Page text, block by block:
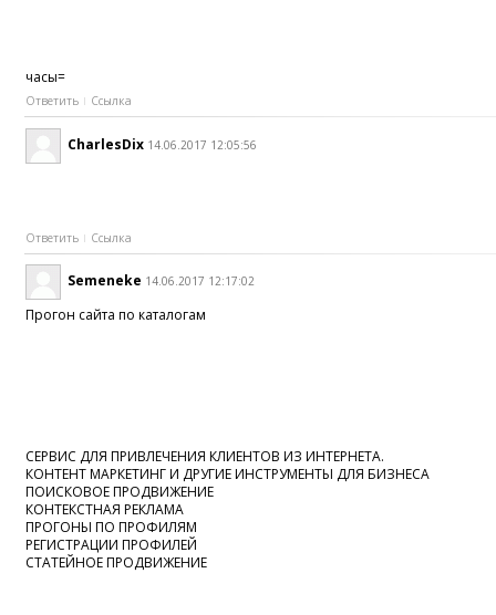
часы=
Ответить Ссылка
CharlesDix 14.06.2017 12:05:56
Ответить Ссылка
Semeneke 14.06.2017 12:17:02
Прогон сайта по каталогам
СЕРВИС ДЛЯ ПРИВЛЕЧЕНИЯ КЛИЕНТОВ ИЗ ИНТЕРНЕТА.
КОНТЕНТ МАРКЕТИНГ И ДРУГИЕ ИНСТРУМЕНТЫ ДЛЯ БИЗНЕСА
ПОИСКОВОЕ ПРОДВИЖЕНИЕ
КОНТЕКСТНАЯ РЕКЛАМА
ПРОГОНЫ ПО ПРОФИЛЯМ
РЕГИСТРАЦИИ ПРОФИЛЕЙ
СТАТЕЙНОЕ ПРОДВИЖЕНИЕ